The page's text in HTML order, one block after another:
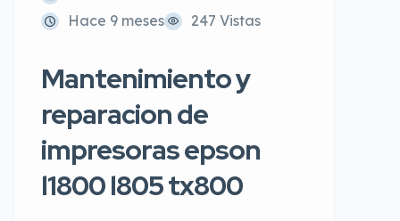
Hace 9 meses
247 Vistas
Mantenimiento y
reparacion de
impresoras epson
l1800 l805 tx800